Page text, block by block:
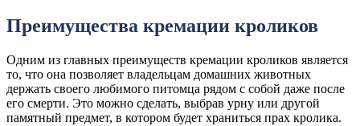
Преимущества кремации кроликов
Одним из главных преимуществ кремации кроликов является
то, что она позволяет владельцам домашних животных
держать своего любимого питомца рядом с собой даже после
его смерти. Это можно сделать, выбрав урну или другой
памятный предмет, в котором будет храниться прах кролика.